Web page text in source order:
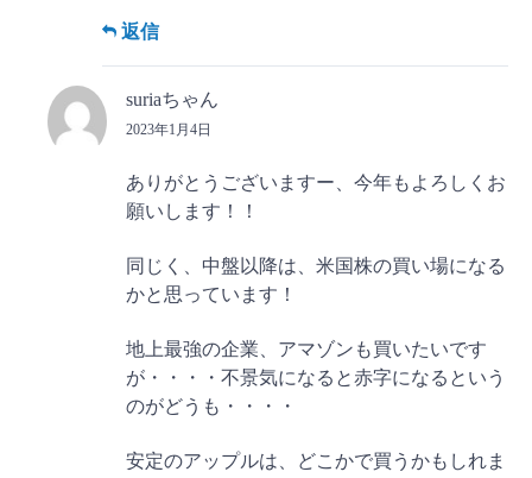
返信
suriaちゃん
2023年1月4日
ありがとうございますー、今年もよろしくお
願いします！！
同じく、中盤以降は、米国株の買い場になる
かと思っています！
地上最強の企業、アマゾンも買いたいです
が・・・・不景気になると赤字になるという
のがどうも・・・・
安定のアップルは、どこかで買うかもしれま